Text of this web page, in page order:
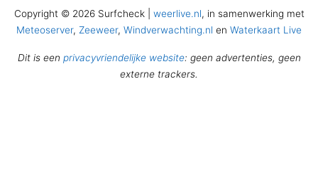
Copyright © 2026 Surfcheck | weerlive.nl, in samenwerking met
Meteoserver, Zeeweer, Windverwachting.nl en Waterkaart Live
Dit is een privacyvriendelijke website: geen advertenties, geen
externe trackers.